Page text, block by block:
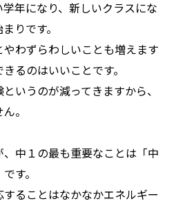
年になり、新しいクラスにな
りです。
わずらわしいことも増えます
るのはいいことです。
いうのが減ってきますから、
。
中１の最も重要なことは「中
す。
ることはなかなかエネルギー